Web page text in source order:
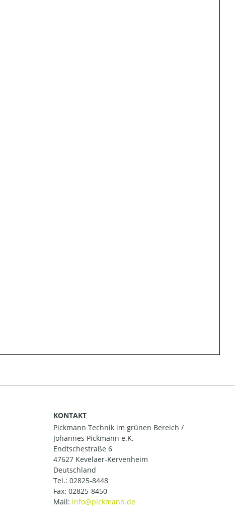
KONTAKT
Pickmann Technik im grünen Bereich /
Johannes Pickmann e.K.
Endtschestraße 6
47627 Kevelaer-Kervenheim
Deutschland
Tel.: 02825-8448
Fax: 02825-8450
Mail: